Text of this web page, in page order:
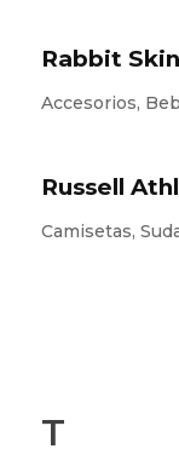
Rabbit
Accesorios,
Russell
Camisetas,
T